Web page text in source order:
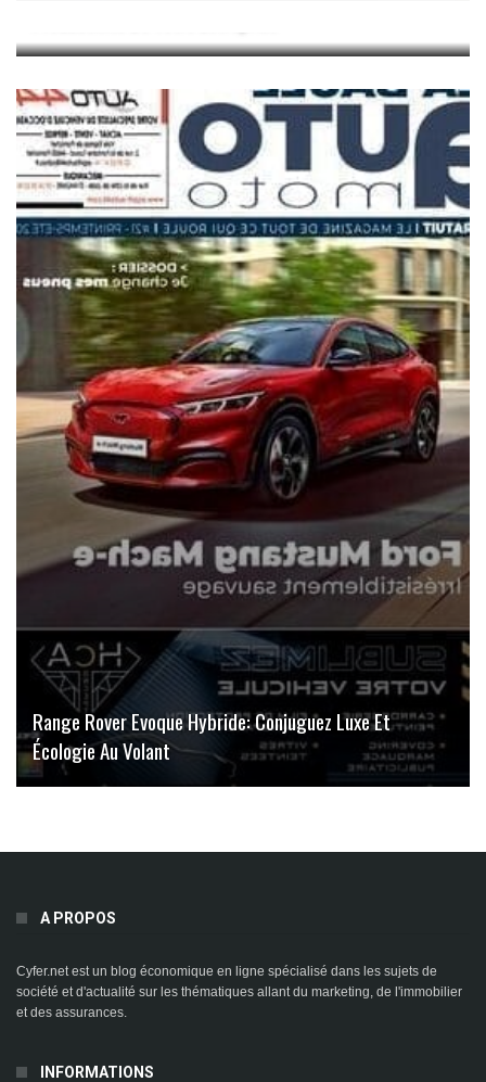
Range Rover Evoque Hybride: Conjuguez Luxe Et
Écologie Au Volant
A PROPOS
Cyfer.net est un blog économique en ligne spécialisé dans les sujets de
société et d'actualité sur les thématiques allant du marketing, de l'immobilier
et des assurances.
INFORMATIONS